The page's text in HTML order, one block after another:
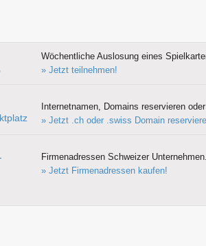
Wöchentliche Auslosung eines
» Jetzt teilnehmen!
Internetnamen, Domains reservieren
» Jetzt .ch oder .swiss Domain
Firmenadressen Schweizer Unternehmen.
» Jetzt Firmenadressen kaufen!